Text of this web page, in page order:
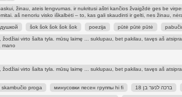
žinau, ateis lengvumas. ir nukritusi aštri kančios žvaigždė ges be
aš nenoriu visko iškalbėti – to, kas gali skaudinti ir gelti, nes žinau,
šok šok šok šok šok poezija pūtė pūtė pūtė
virto šalta tyla. mūsų laimę ... suklupau, bet pakilau, tavęs aš
mano
virto šalta tyla. mūsų laimę ... suklupau, bet pakilau, tavęs aš
proga минусовки песен группы hi fi ברכה לנער בן 18